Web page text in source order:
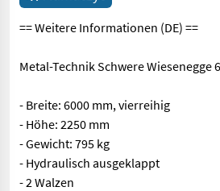
== Weitere Informationen (DE) ==
Metal-Technik Schwere Wiesenegge
- Breite: 6000 mm, vierreihig
- Höhe: 2250 mm
- Gewicht: 795 kg
- Hydraulisch ausgeklappt
- 2 Walzen